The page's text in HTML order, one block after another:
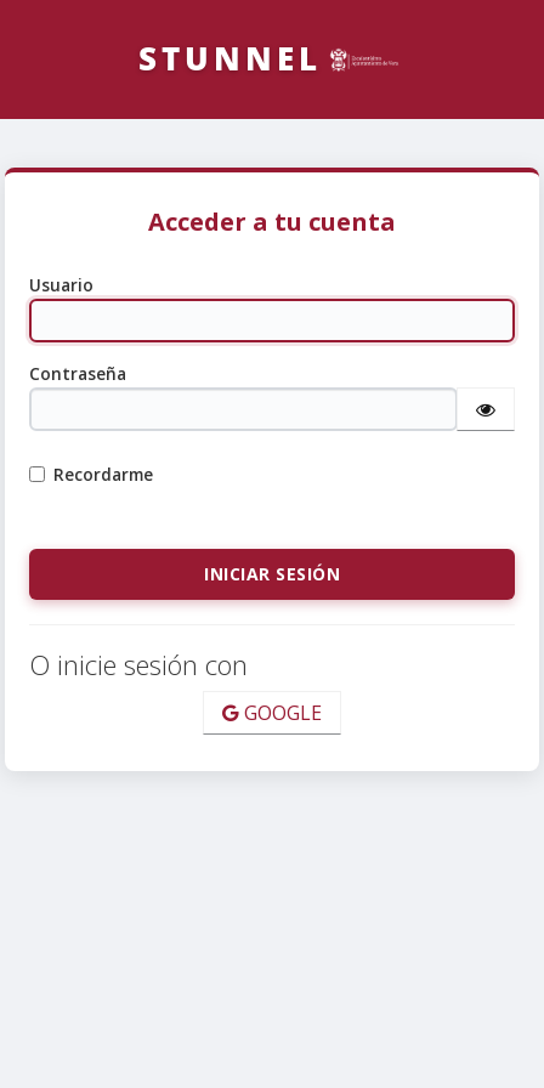
Acceder a tu cuenta
Usuario
Contraseña
Recordarme
O inicie sesión con
GOOGLE